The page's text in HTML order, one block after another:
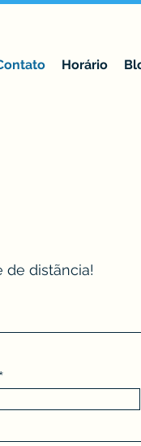
Horário
de distãncia!